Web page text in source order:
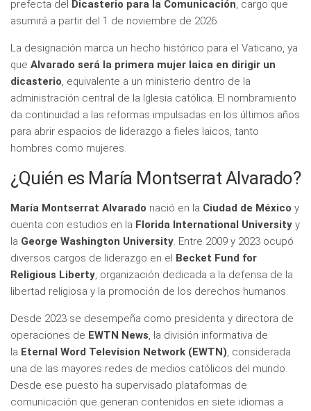
prefecta del Dicasterio para la Comunicación, cargo que
asumirá a partir del 1 de noviembre de 2026.
La designación marca un hecho histórico para el Vaticano, ya
que Alvarado será la primera mujer laica en dirigir un
dicasterio, equivalente a un ministerio dentro de la
administración central de la Iglesia católica. El nombramiento
da continuidad a las reformas impulsadas en los últimos años
para abrir espacios de liderazgo a fieles laicos, tanto
hombres como mujeres.
¿Quién es María Montserrat Alvarado?
María Montserrat Alvarado nació en la Ciudad de México y
cuenta con estudios en la Florida International University y
la George Washington University. Entre 2009 y 2023 ocupó
diversos cargos de liderazgo en el Becket Fund for
Religious Liberty, organización dedicada a la defensa de la
libertad religiosa y la promoción de los derechos humanos.
Desde 2023 se desempeña como presidenta y directora de
operaciones de EWTN News, la división informativa de
la Eternal Word Television Network (EWTN), considerada
una de las mayores redes de medios católicos del mundo.
Desde ese puesto ha supervisado plataformas de
comunicación que generan contenidos en siete idiomas a